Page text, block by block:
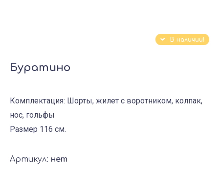
В наличии!
Буратино
Комплектация: Шорты, жилет с воротником, колпак,
нос, гольфы
Размер 116 см.
Артикул: нет